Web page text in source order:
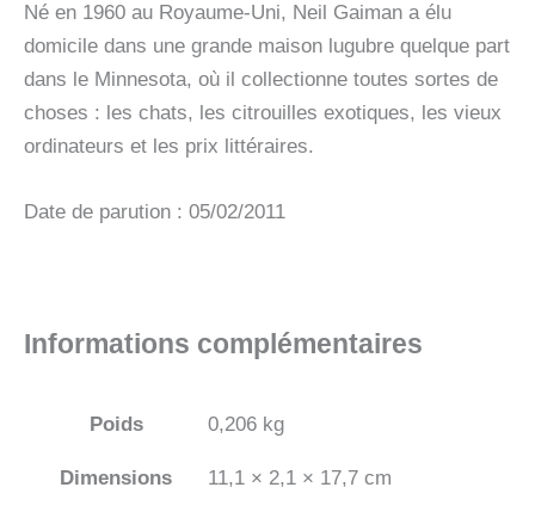
Né en 1960 au Royaume-Uni, Neil Gaiman a élu
domicile dans une grande maison lugubre quelque part
dans le Minnesota, où il collectionne toutes sortes de
choses : les chats, les citrouilles exotiques, les vieux
ordinateurs et les prix littéraires.
Date de parution : 05/02/2011
Informations complémentaires
Poids 0,206 kg
Dimensions 11,1 × 2,1 × 17,7 cm